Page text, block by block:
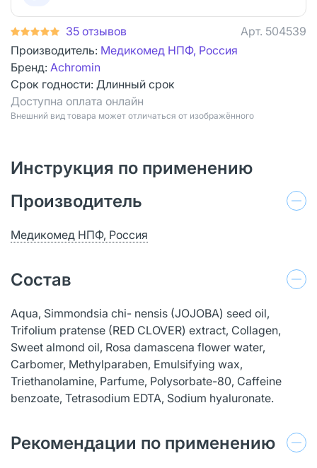
35 отзывов Арт. 504539
Производитель: Медикомед НПФ, Россия
Бренд: Achromin
Срок годности: Длинный срок
Доступна оплата онлайн
Bнешний вид товара может отличаться от изображённого
Инструкция по применению
Производитель
Медикомед НПФ, Россия
Состав
Aqua, Simmondsia chi- nensis (JOJOBA) seed oil,
Trifolium pratense (RED CLOVER) extract, Collagen,
Sweet almond oil, Rosa damascena flower water,
Carbomer, Methylparaben, Emulsifying wax,
Triethanolamine, Parfume, Polysorbate-80, Caffeine
benzoate, Tetrasodium EDTA, Sodium hyaluronate.
Рекомендации по применению